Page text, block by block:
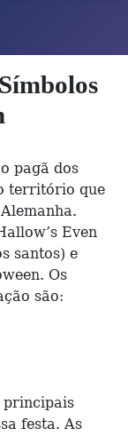
pagã dos
território que
Even
santos) e
Os
são:
principais
festa. As